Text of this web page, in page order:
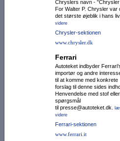
Chryslers navn - "Chrysler
For Walter P. Chrysler var
det største øjeblik i hans liv.
videre
Chrysler-sektionen
www.chrysler.dk
Ferrari
Autoteket indbyder
importør og andre
til at komme med konkrete
forslag til denne sides
Henvendelse med stof eller
spørgsmål
til presse@autoteket.dk.
videre
Ferrari-sektionen
www.ferrari.it